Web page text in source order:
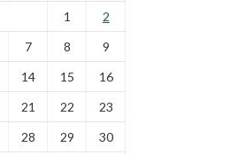
1
2
7 8
9
14 15
16
21 22
23
28 29
30